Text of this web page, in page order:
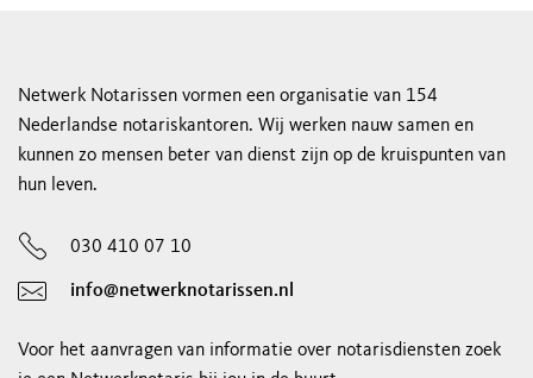
Netwerk Notarissen vormen een organisatie van 154
Nederlandse notariskantoren. Wij werken nauw samen en
kunnen zo mensen beter van dienst zijn op de kruispunten van
hun leven.
030 410 07 10
info@netwerknotarissen.nl
Voor het aanvragen van informatie over notarisdiensten zoek